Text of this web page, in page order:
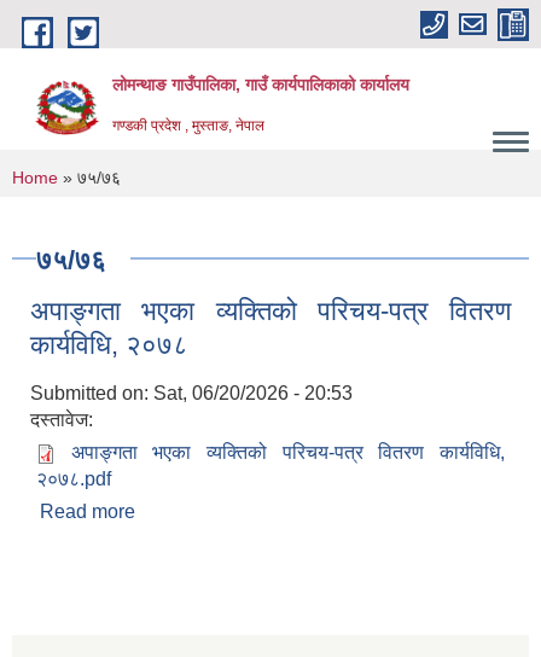
Skip to main content
लोमन्थाङ गाउँपालिका, गाउँ कार्यपालिकाको कार्यालय
गण्डकी प्रदेश , मुस्ताङ, नेपाल
You are here
Home » ७५/७६
७५/७६
अपाङ्गता भएका व्यक्तिको परिचय-पत्र वितरण
कार्यविधि, २०७८
Submitted on: Sat, 06/20/2026 - 20:53
दस्तावेज:
अपाङ्गता भएका व्यक्तिको परिचय-पत्र वितरण कार्यविधि,
२०७८.pdf
Read more